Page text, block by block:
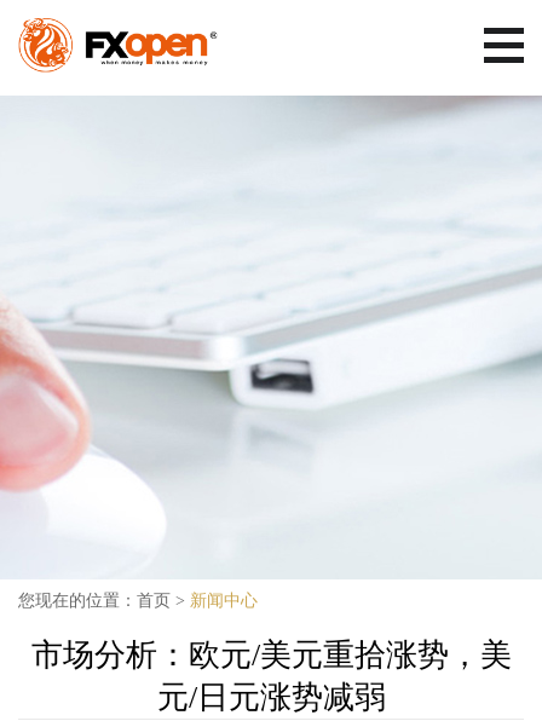
您现在的位置： 首页 > 新闻中心
市场分析：欧元/美元重拾涨势，美
元/日元涨势减弱